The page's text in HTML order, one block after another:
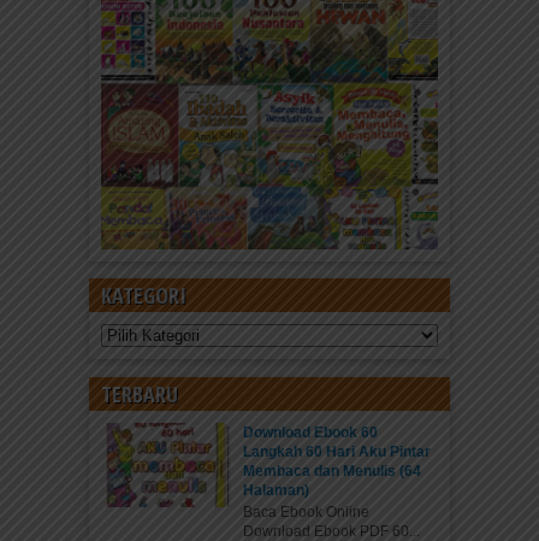
KATEGORI
Kategori
TERBARU
Download Ebook 60
Langkah 60 Hari Aku Pintar
Membaca dan Menulis (64
Halaman)
Baca Ebook Online
Download Ebook PDF 60...